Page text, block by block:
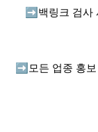
➡️ 백링크 검사
➡️ 모든 업종 홍